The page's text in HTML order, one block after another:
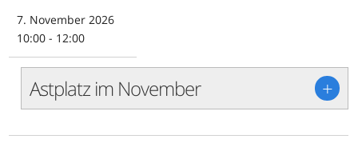
7. November 2026
10:00 - 12:00
Astplatz im November +